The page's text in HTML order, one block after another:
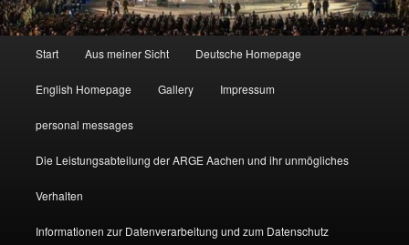
Start Aus meiner Sicht Deutsche Homepage
English Homepage Gallery Impressum
personal messages
Die Leistungsabteilung der ARGE Aachen und ihr unmögliches
Verhalten
Informationen zur Datenverarbeitung und zum Datenschutz